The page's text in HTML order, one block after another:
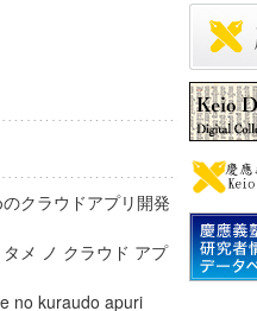
クラウドアプリ開発
メ ノ クラウド アプ
no kuraudo apuri